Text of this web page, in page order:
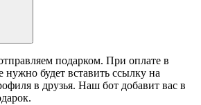
подарком. При оплате в
нужно будет вставить ссылку на
в друзья. Наш бот добавит вас в